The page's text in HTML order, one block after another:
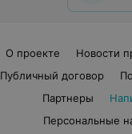
О проекте Новости
Публичный договор
Партнеры
Персональные